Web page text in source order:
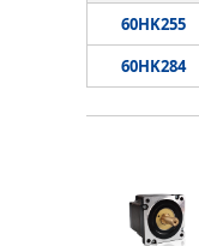
60HK255
60HK284